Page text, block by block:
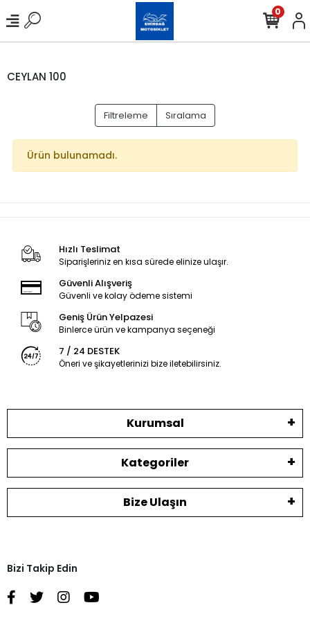
0
CEYLAN 100
Filtreleme Sıralama
Ürün bulunamadı.
Hızlı Teslimat
Siparişleriniz en kısa sürede elinize ulaşır.
Güvenli Alışveriş
Güvenli ve kolay ödeme sistemi
Geniş Ürün Yelpazesi
Binlerce ürün ve kampanya seçeneği
7 / 24 DESTEK
Öneri ve şikayetlerinizi bize iletebilirsiniz.
Kurumsal
Kategoriler
Bize Ulaşın
Bizi Takip Edin